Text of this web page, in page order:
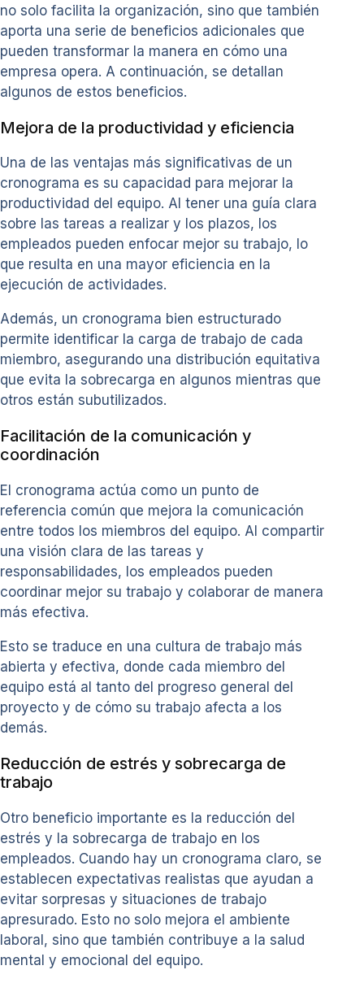
no solo facilita la organización, sino que también
aporta una serie de beneficios adicionales que
pueden transformar la manera en cómo una
empresa opera. A continuación, se detallan
algunos de estos beneficios.
Mejora de la productividad y eficiencia
Una de las ventajas más significativas de un
cronograma es su capacidad para mejorar la
productividad del equipo. Al tener una guía clara
sobre las tareas a realizar y los plazos, los
empleados pueden enfocar mejor su trabajo, lo
que resulta en una mayor eficiencia en la
ejecución de actividades.
Además, un cronograma bien estructurado
permite identificar la carga de trabajo de cada
miembro, asegurando una distribución equitativa
que evita la sobrecarga en algunos mientras que
otros están subutilizados.
Facilitación de la comunicación y
coordinación
El cronograma actúa como un punto de
referencia común que mejora la comunicación
entre todos los miembros del equipo. Al compartir
una visión clara de las tareas y
responsabilidades, los empleados pueden
coordinar mejor su trabajo y colaborar de manera
más efectiva.
Esto se traduce en una cultura de trabajo más
abierta y efectiva, donde cada miembro del
equipo está al tanto del progreso general del
proyecto y de cómo su trabajo afecta a los
demás.
Reducción de estrés y sobrecarga de
trabajo
Otro beneficio importante es la reducción del
estrés y la sobrecarga de trabajo en los
empleados. Cuando hay un cronograma claro, se
establecen expectativas realistas que ayudan a
evitar sorpresas y situaciones de trabajo
apresurado. Esto no solo mejora el ambiente
laboral, sino que también contribuye a la salud
mental y emocional del equipo.